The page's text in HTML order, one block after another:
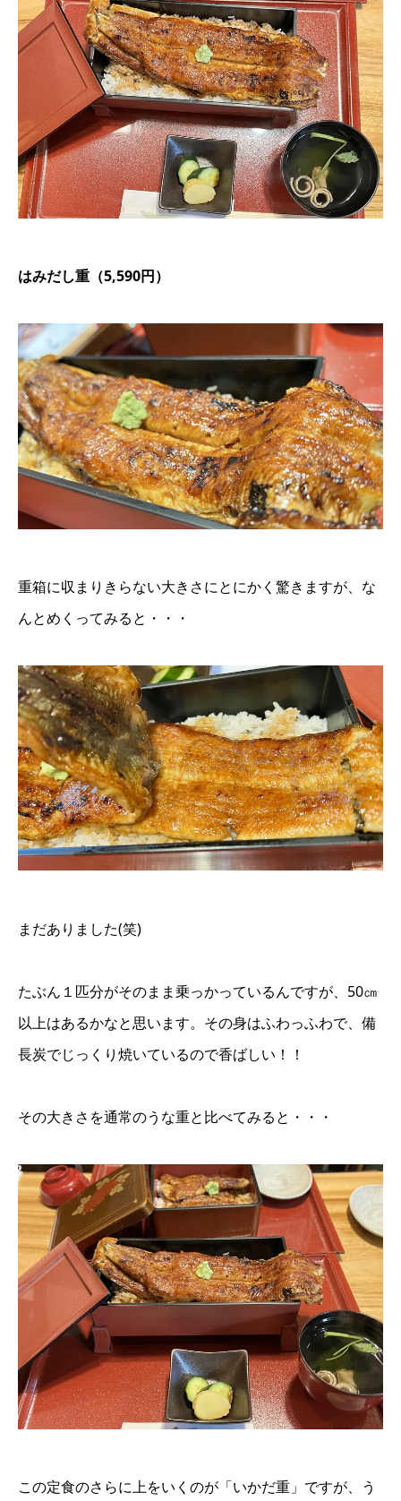
はみだし重（5,590円）
重箱に収まりきらない大きさにとにかく驚きますが、な
んとめくってみると・・・
まだありました(笑)
たぶん１匹分がそのまま乗っかっているんですが、50㎝
以上はあるかなと思います。その身はふわっふわで、備
長炭でじっくり焼いているので香ばしい！！
その大きさを通常のうな重と比べてみると・・・
この定食のさらに上をいくのが「いかだ重」ですが、う